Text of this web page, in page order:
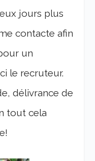
jours plus
contacte afin
un
le recruteur.
délivrance de
tout cela